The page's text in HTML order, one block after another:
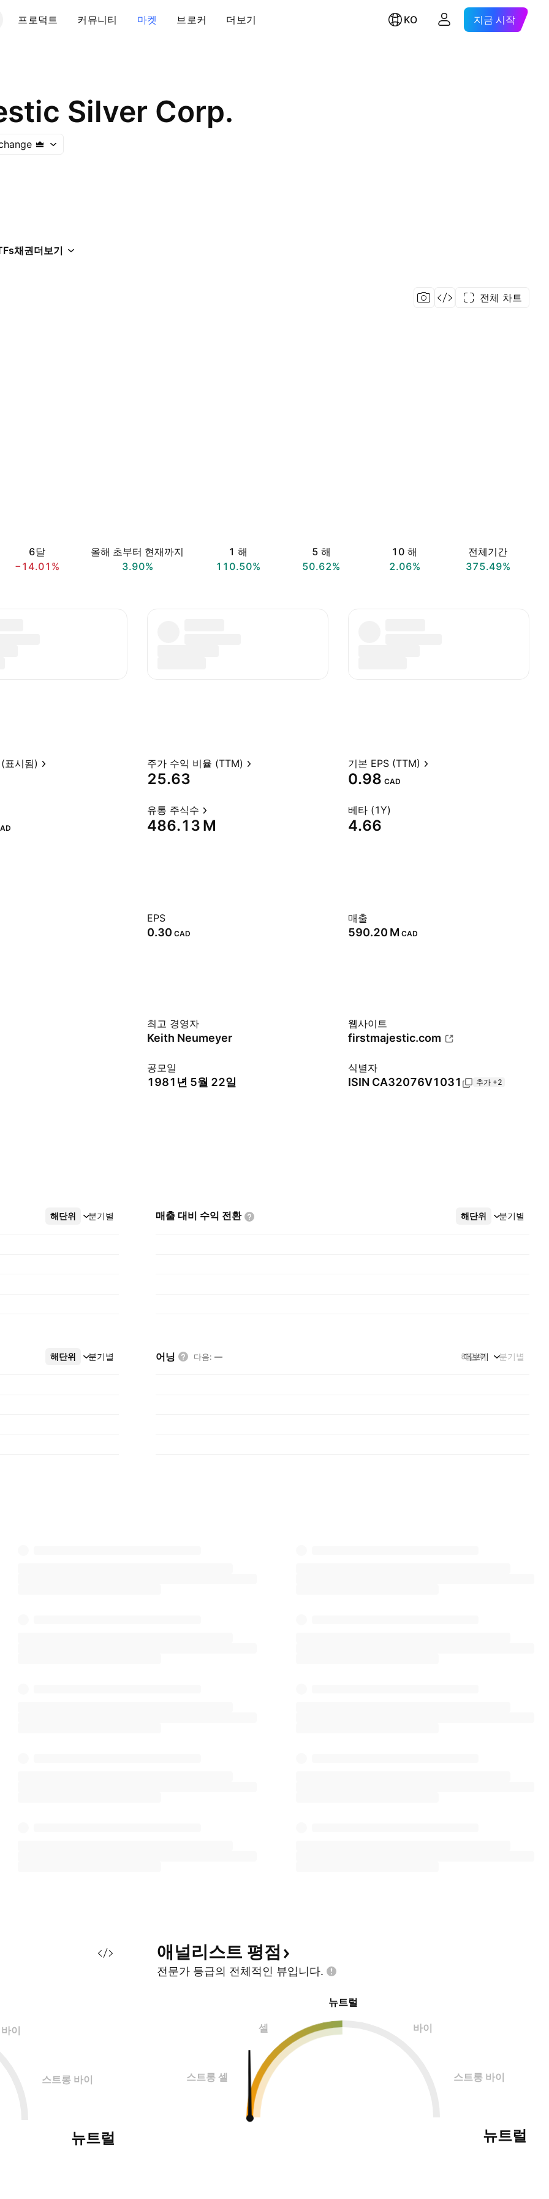
프로덕트 커뮤니티 마켓 브로커 더보기 KO 지금 시작
Silver Corp.
채권더보기
전체 차트
6달
−14.01%
올해 초부터 현재까지
3.90%
1 해
110.50%
5 해
50.62%
10 해
2.06%
전체기간
375.49%
표시됨) 주가 수익 비율 (TTM)
25.63
기본 EPS (TTM)
0.98 CAD
유통 주식수
‪486.13 M‬
베타 (1Y)
4.66
EPS
0.30 CAD
매출
‪590.20 M‬ CAD
최고 경영자
Keith Neumeyer
웹사이트
firstmajestic.com
공모일
1981년 5월 22일
식별자
ISIN CA32076V1031 추가 +2
해단위 분기별
더보기 매출 대비 수익 전환 해단위 분기별
더보기
해단위 분기별
더보기 어닝 다음: — 해단위 분기별
더보기
바이
스트롱 바이
뉴트럴
애널리스트 평점
전문가 등급의 전체적인 뷰입니다.
뉴트럴
셀 바이
스트롱 셀 스트롱 바이
뉴트럴